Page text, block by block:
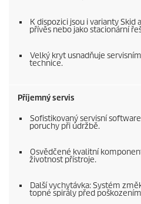
K dispozici jsou i varianty Skid
přívěs nebo jako stacionární
Velký kryt usnadňuje
technice.
Příjemný servis
Sofistikovaný servisní
poruchy při údržbě.
Osvědčené kvalitní
životnost přístroje.
Další vychytávka: Systém
topné spirály před